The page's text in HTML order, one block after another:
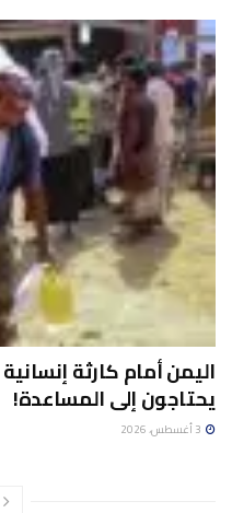
يحتاجون إلى المساعدة!